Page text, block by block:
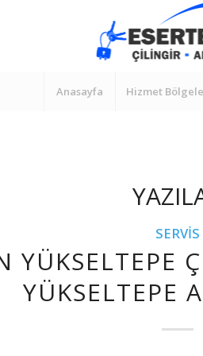
Anasayfa Hizmet
SERVIS
YÜKSELTEPE